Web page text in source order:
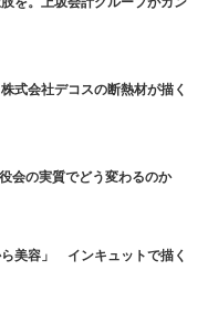
式会社デコスの断熱材が描く
会の実質でどう変わるのか
美容」 インキュットで描く